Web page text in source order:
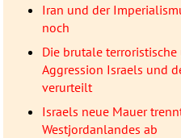
Iran und der
noch
Die brutale
Aggression Israels und
verurteilt
Israels neue Mauer
Westjordanlandes ab